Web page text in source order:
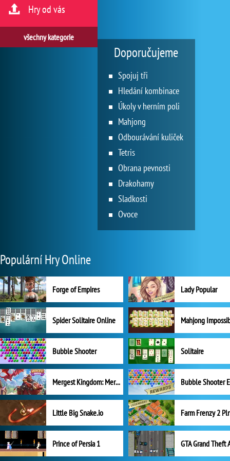
Hry od vás
všechny kategorie
Doporučujeme
Spojuj tři
Hledání kombinace
Úkoly v herním poli
Mahjong
Odbourávání kuliček
Tetris
Obrana pevnosti
Drakohamy
Sladkosti
Ovoce
Populární Hry Online
Forge of Empires Lady Popular
Spider Solitaire Online Mahjong
Bubble Shooter Solitaire
Mergest Kingdom: Merge Puzzle
Little Big Snake.io
Prince of Persia 1 GTA Grand Theft